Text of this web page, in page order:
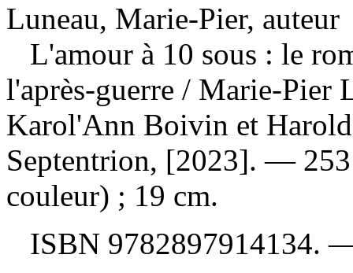
Luneau, Marie-Pier, auteur
L'amour à 10 sous : le
l'après-guerre / Marie-Pier
Karol'Ann Boivin et
Septentrion, [2023]. — 253
couleur) ; 19 cm.
ISBN 9782897914134.